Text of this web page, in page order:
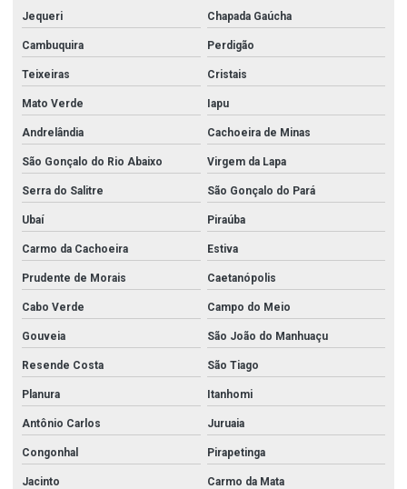
Jequeri Chapada Gaúcha
Cambuquira Perdigão
Teixeiras Cristais
Mato Verde Iapu
Andrelândia Cachoeira de Minas
São Gonçalo do Rio Abaixo Virgem da Lapa
Serra do Salitre São Gonçalo do Pará
Ubaí Piraúba
Carmo da Cachoeira Estiva
Prudente de Morais Caetanópolis
Cabo Verde Campo do Meio
Gouveia São João do Manhuaçu
Resende Costa São Tiago
Planura Itanhomi
Antônio Carlos Juruaia
Congonhal Pirapetinga
Jacinto Carmo da Mata